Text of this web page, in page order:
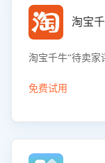
淘宝
淘宝千牛“待卖家
免费试用